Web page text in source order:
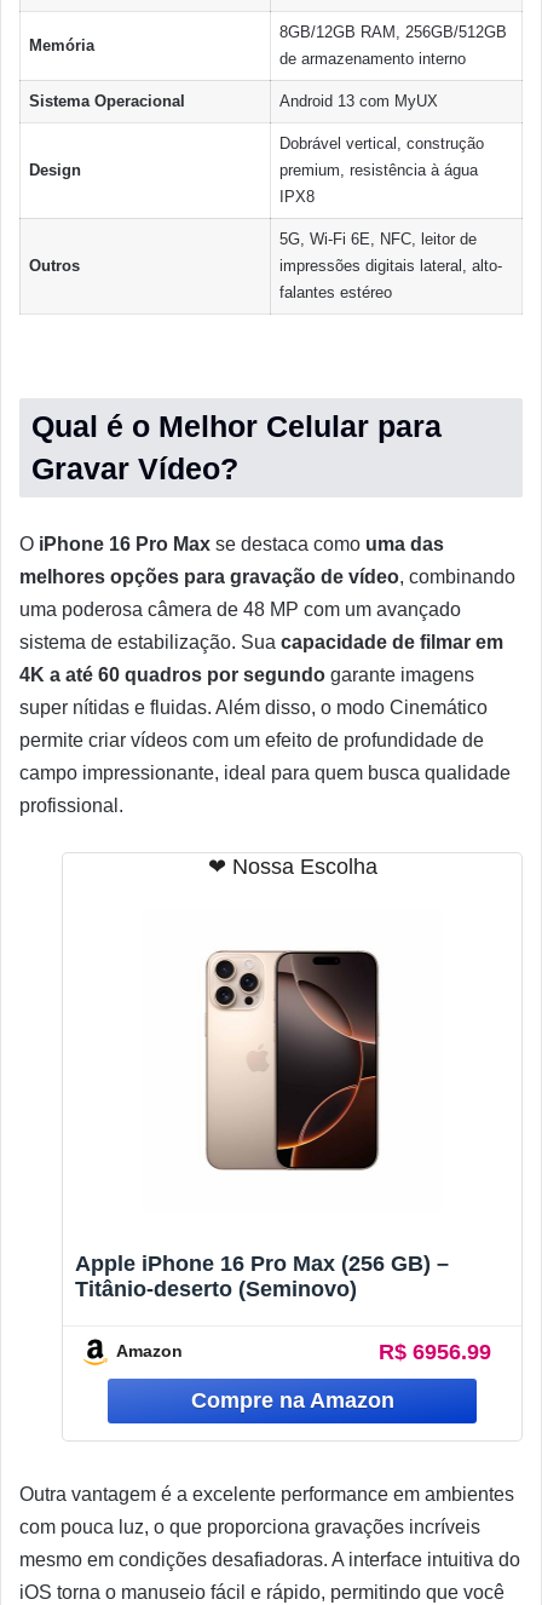
Memória
8GB/12GB RAM, 256GB/512GB
de armazenamento interno
Sistema Operacional Android 13 com MyUX
Design
Dobrável vertical, construção
premium, resistência à água
IPX8
Outros
5G, Wi-Fi 6E, NFC, leitor de
impressões digitais lateral, alto-
falantes estéreo
Qual é o Melhor Celular para
Gravar Vídeo?
O iPhone 16 Pro Max se destaca como uma das
melhores opções para gravação de vídeo, combinando
uma poderosa câmera de 48 MP com um avançado
sistema de estabilização. Sua capacidade de filmar em
4K a até 60 quadros por segundo garante imagens
super nítidas e fluidas. Além disso, o modo Cinemático
permite criar vídeos com um efeito de profundidade de
campo impressionante, ideal para quem busca qualidade
profissional.
❤ Nossa Escolha
Apple iPhone 16 Pro Max (256 GB) –
Titânio-deserto (Seminovo)
Amazon R$ 6956.99
Outra vantagem é a excelente performance em ambientes
com pouca luz, o que proporciona gravações incríveis
mesmo em condições desafiadoras. A interface intuitiva do
iOS torna o manuseio fácil e rápido, permitindo que você